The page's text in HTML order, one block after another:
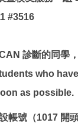
#3516
診斷的同學
who
as possible.
帳號（1017 開